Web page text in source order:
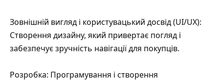
Зовнішній вигляд і користувацький досвід (UI/UX):
Створення дизайну, який привертає погляд і
забезпечує зручність навігації для покупців.
Розробка: Програмування і створення